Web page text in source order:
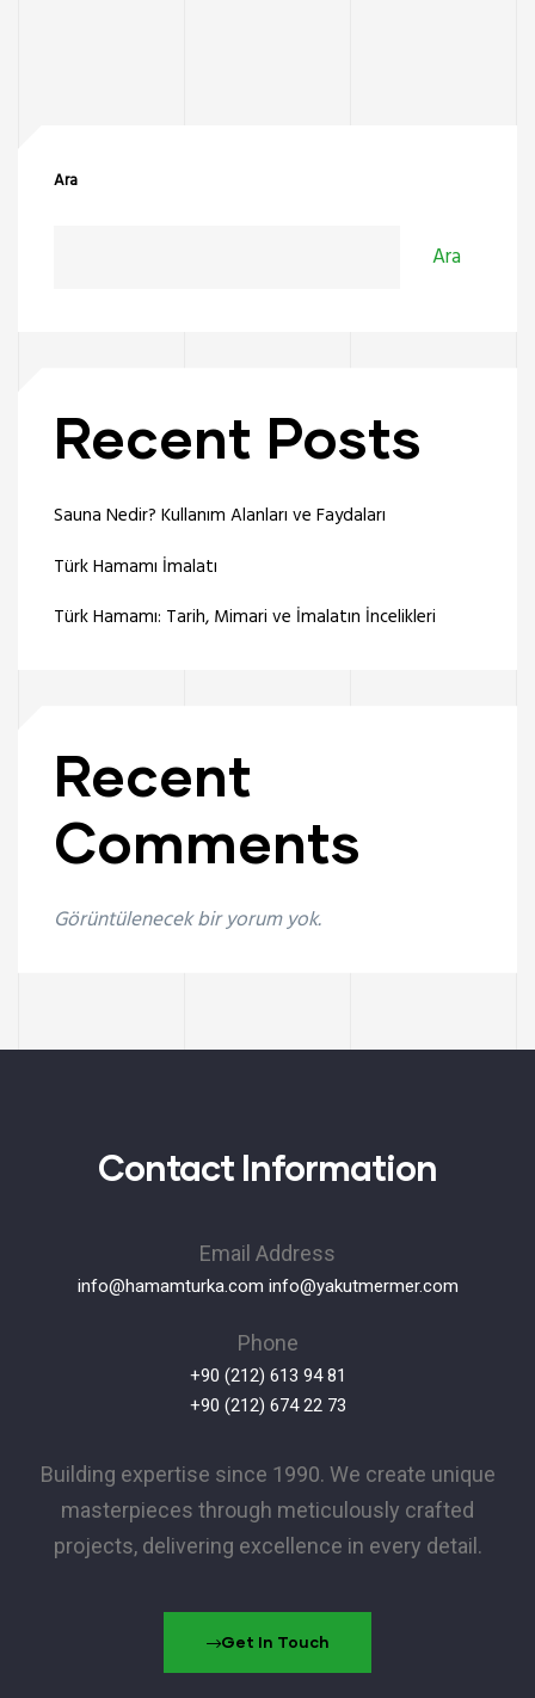
Ara
Ara
Recent Posts
Sauna Nedir? Kullanım Alanları ve Faydaları
Türk Hamamı İmalatı
Türk Hamamı: Tarih, Mimari ve İmalatın İncelikleri
Recent
Comments
Görüntülenecek bir yorum yok.
Contact Information
Email Address
info@hamamturka.com info@yakutmermer.com
Phone
+90 (212) 613 94 81
+90 (212) 674 22 73
Building expertise since 1990. We create unique
masterpieces through meticulously crafted
projects, delivering excellence in every detail.
Get In Touch